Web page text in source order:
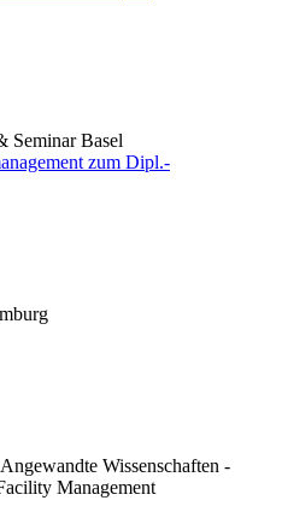
Seminar Basel
zum Dipl.-
Wissenschaften -
Management